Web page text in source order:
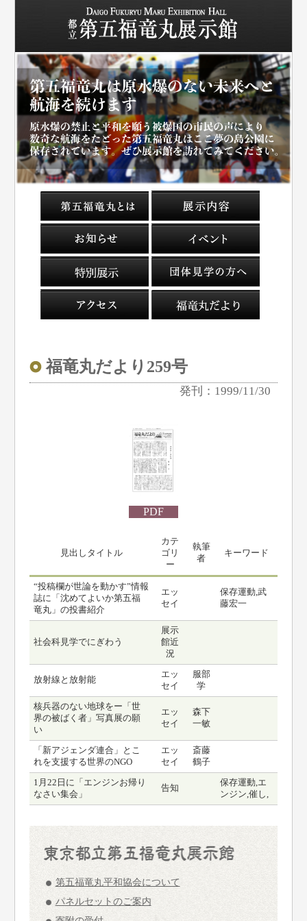
福竜丸だより259号
発刊：1999/11/30
PDF
見出しタイトル
カテ
ゴリ
ー
執筆
者
キーワード
“投稿欄が世論を動かす”情報
誌に「沈めてよいか第五福
竜丸」の投書紹介
エッ
セイ
保存運動,武
藤宏一
社会科見学でにぎわう
展示
館近
況
放射線と放射能
エッ
セイ
服部
学
核兵器のない地球をー「世
界の被ばく者」写真展の願
い
エッ
セイ
森下
一敏
「新アジェンダ連合」とこ
れを支援する世界のNGO
エッ
セイ
斎藤
鶴子
1月22日に「エンジンお帰り
なさい集会」
告知
保存運動,エ
ンジン,催し,
第五福竜丸平和協会について
パネルセットのご案内